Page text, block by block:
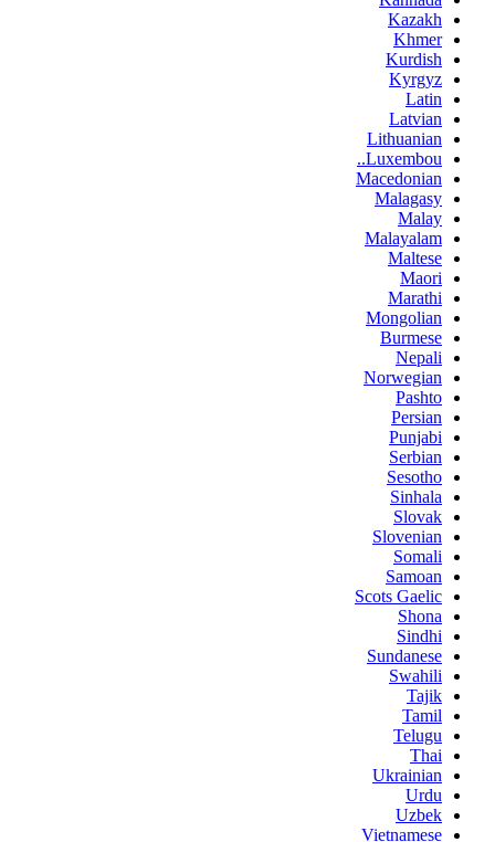
Kazakh
Khmer
Kurdish
Kyrgyz
Latin
Latvian
Lithuanian
Luxembou..
Macedonian
Malagasy
Malay
Malayalam
Maltese
Maori
Marathi
Mongolian
Burmese
Nepali
Norwegian
Pashto
Persian
Punjabi
Serbian
Sesotho
Sinhala
Slovak
Slovenian
Somali
Samoan
Scots Gaelic
Shona
Sindhi
Sundanese
Swahili
Tajik
Tamil
Telugu
Thai
Ukrainian
Urdu
Uzbek
Vietnamese